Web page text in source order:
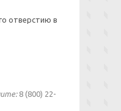
отверстию в
8 (800) 22-